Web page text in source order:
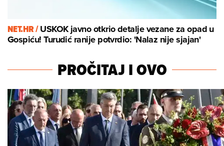
NET.HR /USKOK javno otkrio detalje vezane za opad u
Gospiću! Turudić ranije potvrdio: 'Nalaz nije sjajan'
PROČITAJ I OVO